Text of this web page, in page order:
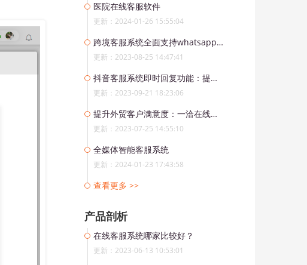
医院在线客服软件
更新：2024-01-26 15:55:04
跨境客服系统全面支持whatsapp、line等海外社交媒体渠道
更新：2023-08-25 14:47:41
抖音客服系统即时回复功能：提升用户满意度和粉丝转化率
更新：2023-09-21 18:23:06
提升外贸客户满意度：一洽在线客服系统多语言工作台解决方案
更新：2023-07-25 14:55:10
全媒体智能客服系统
更新：2024-01-23 17:43:58
查看更多 >>
产品剖析
在线客服系统哪家比较好？
更新：2023-06-13 10:53:01